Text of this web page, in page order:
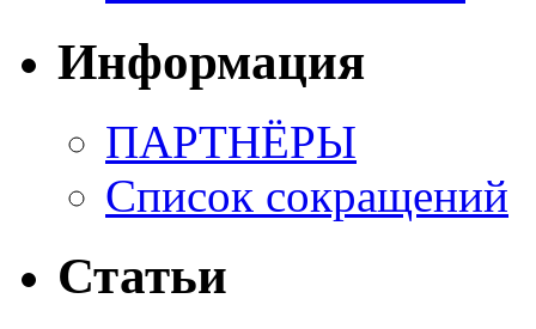
Информация
ПАРТНЁРЫ
Список сокращений
Статьи